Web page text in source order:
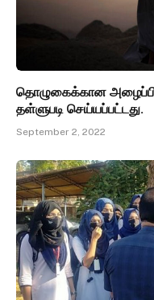
தொழுகைக்கான
தள்ளுபடி செய்யப்பட்டது.
September 2, 2022